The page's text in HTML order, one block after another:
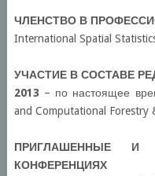
ЧЛЕНСТВО В
International Spatial
УЧАСТИЕ В СОСТАВЕ
2013 – по настоящее
and Computational Forestry
ПРИГЛАШЕННЫЕ
КОНФЕРЕНЦИЯХ